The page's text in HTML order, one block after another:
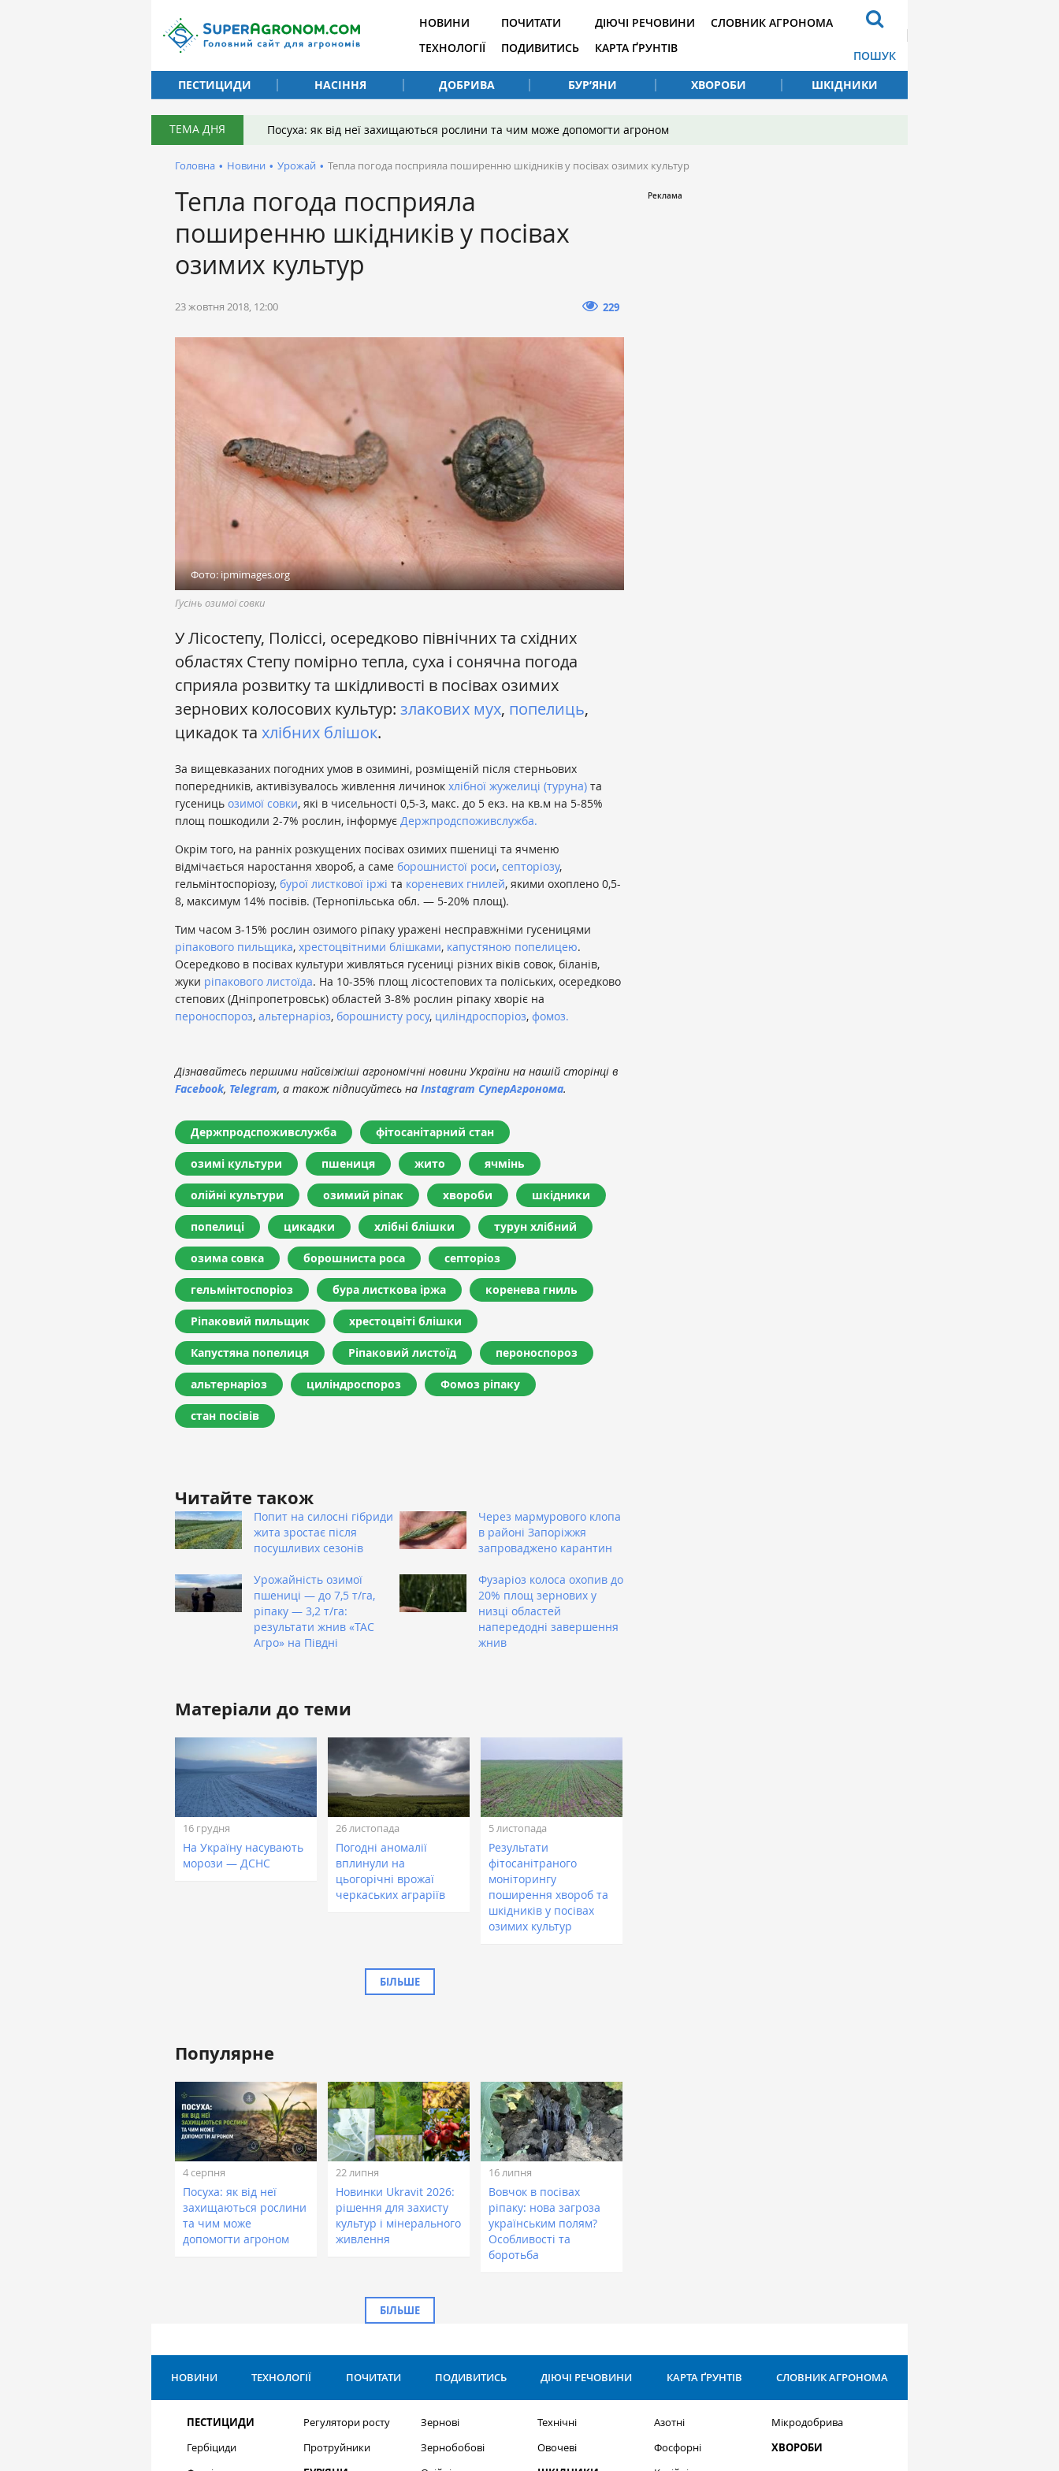
НОВИНИ
ТЕХНОЛОГІЇ
ПОЧИТАТИ
ПОДИВИТИСЬ
ДІЮЧІ РЕЧОВИНИ
КАРТА ҐРУНТІВ
СЛОВНИК АГРОНОМА
ПОШУК
ПЕСТИЦИДИ
НАСІННЯ ДОБРИВА БУР’ЯНИ ХВОРОБИ ШКІДНИКИ
ТЕМА ДНЯ Посуха: як від неї захищаються рослини та чим може допомогти агроном
Головна • Новини • Урожай • Тепла погода посприяла поширенню шкідників у посівах озимих культур
Тепла погода посприяла
поширенню шкідників у посівах
озимих культур
23 жовтня 2018, 12:00 229
Фото: ipmimages.org
Гусінь озимої совки
У Лісостепу, Поліссі, осередково північних та східних
областях Степу помірно тепла, суха і сонячна погода
сприяла розвитку та шкідливості в посівах озимих
зернових колосових культур: злакових мух, попелиць,
цикадок та хлібних блішок.
За вищевказаних погодних умов в озимині, розміщеній після стерньових
попередників, активізувалось живлення личинок хлібної жужелиці (туруна) та
гусениць озимої совки, які в чисельності 0,5-3, макс. до 5 екз. на кв.м на 5-85%
площ пошкодили 2-7% рослин, інформує Держпродспоживслужба.
Окрім того, на ранніх розкущених посівах озимих пшениці та ячменю
відмічається наростання хвороб, а саме борошнистої роси, септоріозу,
гельмінтоспоріозу, бурої листкової іржі та кореневих гнилей, якими охоплено 0,5-
8, максимум 14% посівів. (Тернопільська обл. — 5-20% площ).
Тим часом 3-15% рослин озимого ріпаку уражені несправжніми гусеницями
ріпакового пильщика, хрестоцвітними блішками, капустяною попелицею.
Осередково в посівах культури живляться гусениці різних віків совок, біланів,
жуки ріпакового листоїда. На 10-35% площ лісостепових та поліських, осередково
степових (Дніпропетровськ) областей 3-8% рослин ріпаку хворіє на
пероноспороз, альтернаріоз, борошнисту росу, циліндроспоріоз, фомоз.
Дізнавайтесь першими найсвіжіші агрономічні новини України на нашій сторінці в
Facebook, Telegram, а також підписуйтесь на Instagram СуперАгронома.
Держпродспоживслужба фітосанітарний стан
озимі культури пшениця жито ячмінь
олійні культури озимий ріпак хвороби шкідники
попелиці цикадки хлібні блішки турун хлібний
озима совка борошниста роса септоріоз
гельмінтоспоріоз бура листкова іржа коренева гниль
Ріпаковий пильщик хрестоцвіті блішки
Капустяна попелиця Ріпаковий листоїд пероноспороз
альтернаріоз циліндроспороз Фомоз ріпаку
стан посівів
Читайте також
Попит на силосні гібриди
жита зростає після
посушливих сезонів
Через мармурового клопа
в районі Запоріжжя
запроваджено карантин
Урожайність озимої
пшениці — до 7,5 т/га,
ріпаку — 3,2 т/га:
результати жнив «ТАС
Агро» на Півдні
Фузаріоз колоса охопив до
20% площ зернових у
низці областей
напередодні завершення
жнив
Матеріали до теми
16 грудня
На Україну насувають
морози — ДСНС
26 листопада
Погодні аномалії
вплинули на
цьогорічні врожаї
черкаських аграріїв
5 листопада
Результати
фітосанітраного
моніторингу
поширення хвороб та
шкідників у посівах
озимих культур
БІЛЬШЕ
Популярне
4 серпня
Посуха: як від неї
захищаються рослини
та чим може
допомогти агроном
22 липня
Новинки Ukravit 2026:
рішення для захисту
культур і мінерального
живлення
16 липня
Вовчок в посівах
ріпаку: нова загроза
українським полям?
Особливості та
боротьба
БІЛЬШЕ
НОВИНИ ТЕХНОЛОГІЇ ПОЧИТАТИ ПОДИВИТИСЬ ДІЮЧІ РЕЧОВИНИ КАРТА ҐРУНТІВ СЛОВНИК АГРОНОМА
ПЕСТИЦИДИ
Гербіциди
Регулятори росту
Протруйники
Зернові
Зернобобові
Технічні
Овочеві
Азотні
Фосфорні
Мікродобрива
ХВОРОБИ